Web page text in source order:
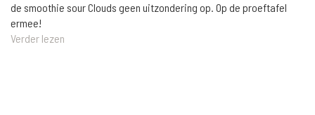
de smoothie sour Clouds geen uitzondering op. Op de proeftafel
ermee!
Verder lezen